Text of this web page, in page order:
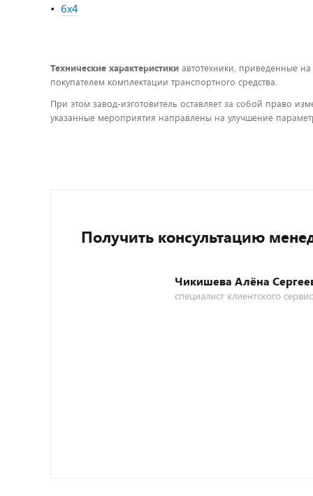
6х4
Технические характеристики автотехники, приведенные
покупателем комплектации транспортного средства.
При этом завод-изготовитель оставляет за собой право
указанные мероприятия направлены на улучшение
Получить консультацию
Чикишева Алёна
специалист клиентского